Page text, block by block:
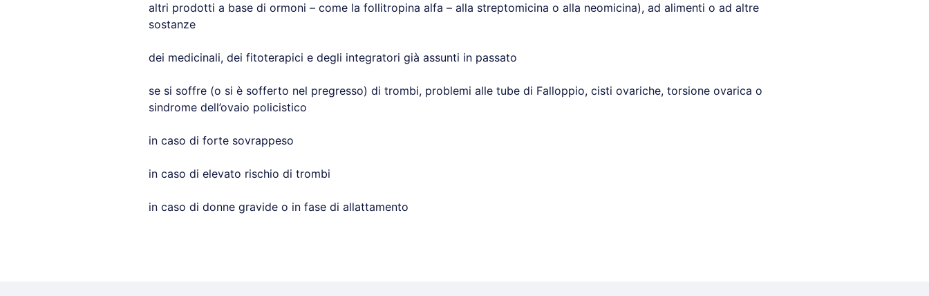
altri prodotti a base di ormoni – come la follitropina alfa – alla streptomicina o alla neomicina), ad alimenti o ad altre
sostanze
dei medicinali, dei fitoterapici e degli integratori già assunti in passato
se si soffre (o si è sofferto nel pregresso) di trombi, problemi alle tube di Falloppio, cisti ovariche, torsione ovarica o
sindrome dell’ovaio policistico
in caso di forte sovrappeso
in caso di elevato rischio di trombi
in caso di donne gravide o in fase di allattamento